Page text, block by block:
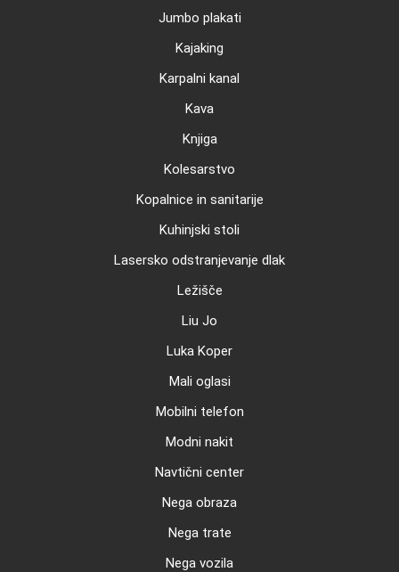
Jumbo plakati
Kajaking
Karpalni kanal
Kava
Knjiga
Kolesarstvo
Kopalnice in sanitarije
Kuhinjski stoli
Lasersko odstranjevanje dlak
Ležišče
Liu Jo
Luka Koper
Mali oglasi
Mobilni telefon
Modni nakit
Navtični center
Nega obraza
Nega trate
Nega vozila